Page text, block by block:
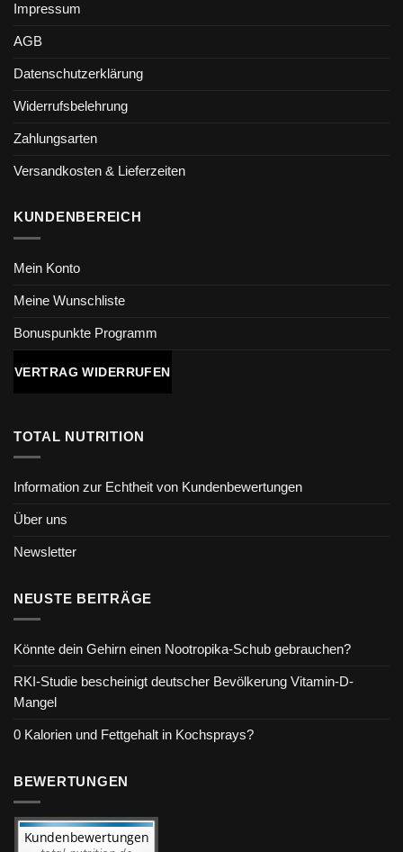
Impressum
AGB
Datenschutzerklärung
Widerrufsbelehrung
Zahlungsarten
Versandkosten & Lieferzeiten
KUNDENBEREICH
Mein Konto
Meine Wunschliste
Bonuspunkte Programm
VERTRAG WIDERRUFEN
TOTAL NUTRITION
Information zur Echtheit von Kundenbewertungen
Über uns
Newsletter
NEUSTE BEITRÄGE
Könnte dein Gehirn einen Nootropika-Schub gebrauchen?
RKI-Studie bescheinigt deutscher Bevölkerung Vitamin-D-
Mangel
0 Kalorien und Fettgehalt in Kochsprays?
BEWERTUNGEN